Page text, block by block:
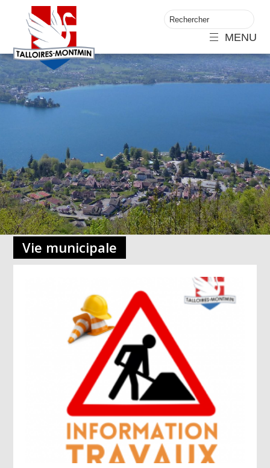
MENU
Vie municipale